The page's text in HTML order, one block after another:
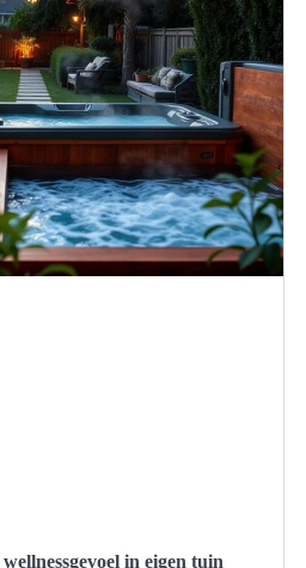
in eigen tuin